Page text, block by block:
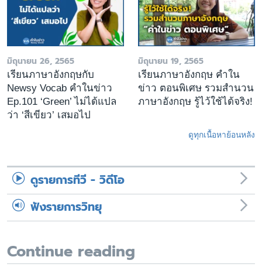
มิถุนายน 26, 2565
เรียนภาษาอังกฤษกับ
Newsy Vocab คำในข่าว
Ep.101 ‘Green’ ไม่ได้แปล
ว่า ‘สีเขียว’ เสมอไป
มิถุนายน 19, 2565
เรียนภาษาอังกฤษ คำใน
ข่าว ตอนพิเศษ รวมสำนวน
ภาษาอังกฤษ รู้ไว้ใช้ได้จริง!
ดูทุกเนื้อหาย้อนหลัง
ดูรายการทีวี - วิดีโอ
ฟังรายการวิทยุ
Continue reading